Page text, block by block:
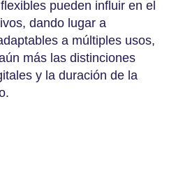
pueden influir en el
dando lugar a
a múltiples usos,
más las distinciones
y la duración de la